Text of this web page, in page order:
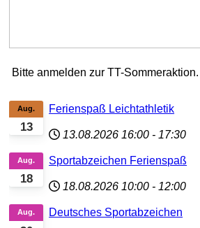
Bitte anmelden zur TT-Sommeraktion.
13
Aug. Ferienspaß Leichtathletik
13.08.2026 16:00 - 17:30
18
Aug. Sportabzeichen Ferienspaß
18.08.2026 10:00 - 12:00
Aug. Deutsches Sportabzeichen